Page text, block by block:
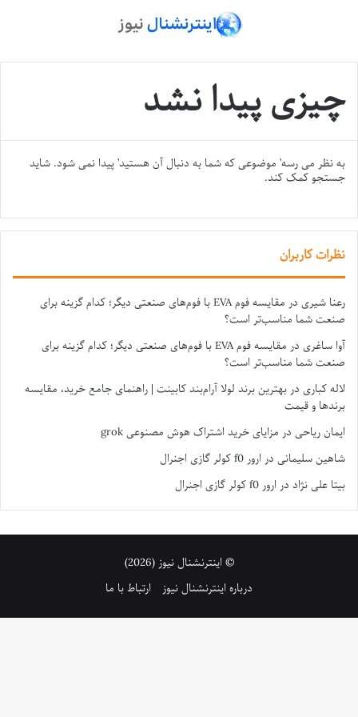
چیزی پیدا نشد
به نظر می رسه’ موضوعی که شما به دنبال آن هستید’ پیدا نمی شود. شاید
جستجو کمک کند.
نظرات کاربران
رعنا شیری در
مقایسه فوم EVA با فوم‌های صنعتی دیگر؛ کدام گزینه برای
صنعت شما مناسب‌تر است؟
آوا ساغری در
مقایسه فوم EVA با فوم‌های صنعتی دیگر؛ کدام گزینه برای
صنعت شما مناسب‌تر است؟
لاله کباری دربهترین برند لولا آرام‌بند کابینت | راهنمای جامع خرید، مقایسه
برندها و قیمت
ایمان ریاحی در مزایای خرید اشتراک هوش مصنوعی grok
شاهین سلیمانی در ارور f0 کولر گازی اجنرال
بیتا علی نژاد در ارور f0 کولر گازی اجنرال
© اینترنشنال نیوز (2026)
درباره اینترنشنال نیوز
ارتباط با ما